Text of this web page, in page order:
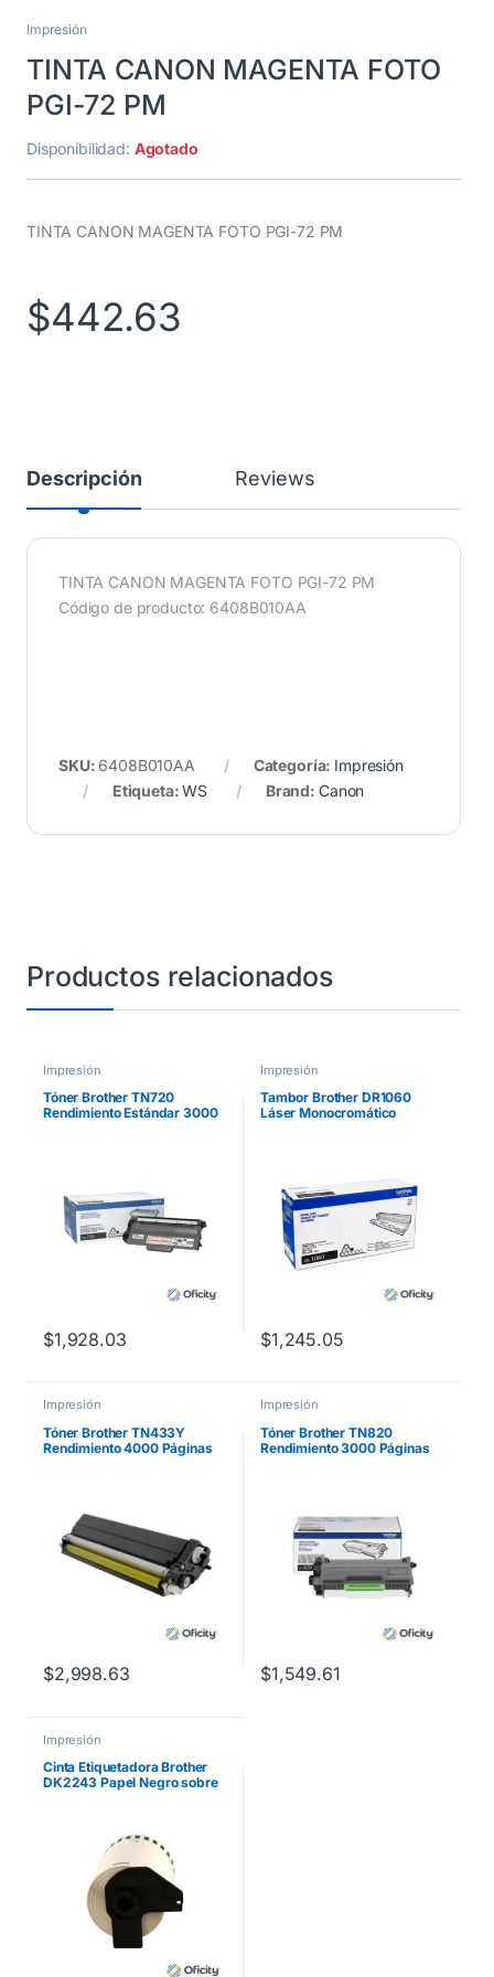
Impresión
TINTA CANON MAGENTA FOTO
PGI-72 PM
Disponibilidad: Agotado
TINTA CANON MAGENTA FOTO PGI-72 PM
$442.63
Descripción Reviews
TINTA CANON MAGENTA FOTO PGI-72 PM
Código de producto: 6408B010AA
SKU:6408B010AA Categoría: Impresión
Etiqueta:WS Brand: Canon
Productos relacionados
Impresión
Tóner Brother TN720
Rendimiento Estándar 3000
$1,928.03
Impresión
Tambor Brother DR1060
Láser Monocromático
$1,245.05
Impresión
Tóner Brother TN433Y
Rendimiento 4000 Páginas
$2,998.63
Impresión
Tóner Brother TN820
Rendimiento 3000 Páginas
$1,549.61
Impresión
Cinta Etiquetadora Brother
DK2243 Papel Negro sobre